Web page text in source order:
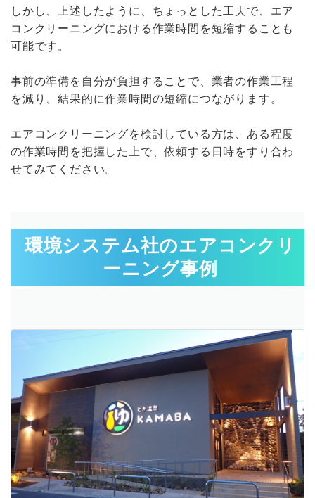
しかし、上述したように、ちょっとした工夫で、エア
コンクリーニングにおける作業時間を短縮することも
可能です。
事前の準備を自分が負担することで、業者の作業工程
を減り、結果的に作業時間の短縮につながります。
エアコンクリーニングを検討している方は、ある程度
の作業時間を把握した上で、依頼する日時をすり合わ
せてみてください。
環境システム社のエアコンクリ
ーニング事例